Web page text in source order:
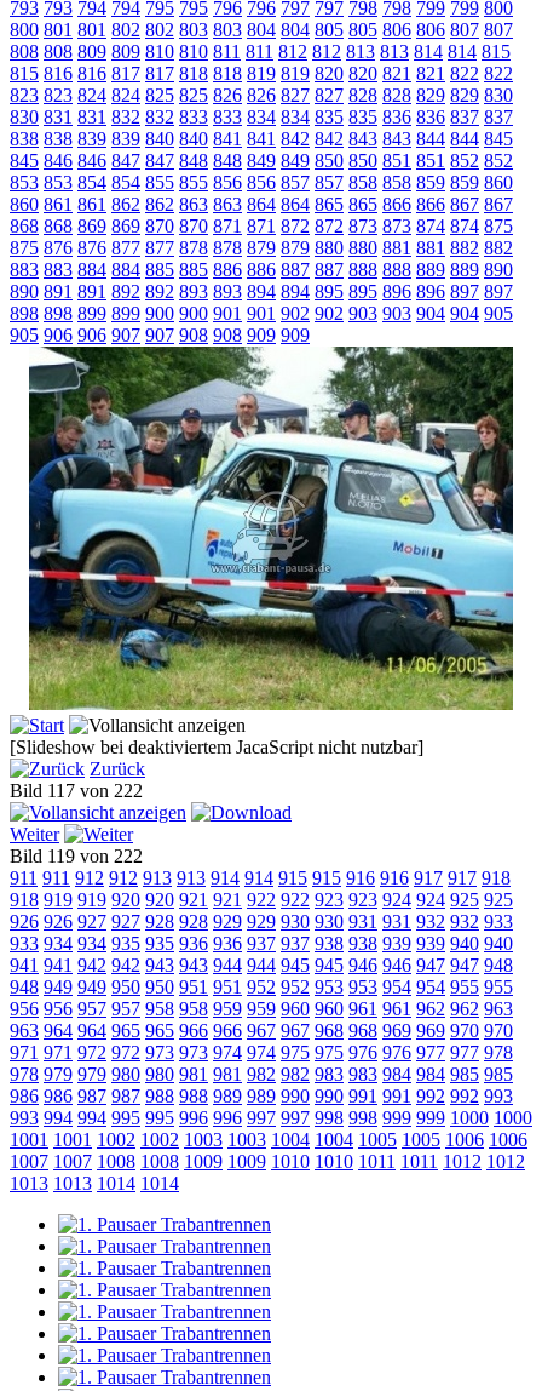
793 793 794 794 795 795 796 796 797 797 798 798 799 799 800
800 801 801 802 802 803 803 804 804 805 805 806 806 807 807
808 808 809 809 810 810 811 811 812 812 813 813 814 814 815
815 816 816 817 817 818 818 819 819 820 820 821 821 822 822
823 823 824 824 825 825 826 826 827 827 828 828 829 829 830
830 831 831 832 832 833 833 834 834 835 835 836 836 837 837
838 838 839 839 840 840 841 841 842 842 843 843 844 844 845
845 846 846 847 847 848 848 849 849 850 850 851 851 852 852
853 853 854 854 855 855 856 856 857 857 858 858 859 859 860
860 861 861 862 862 863 863 864 864 865 865 866 866 867 867
868 868 869 869 870 870 871 871 872 872 873 873 874 874 875
875 876 876 877 877 878 878 879 879 880 880 881 881 882 882
883 883 884 884 885 885 886 886 887 887 888 888 889 889 890
890 891 891 892 892 893 893 894 894 895 895 896 896 897 897
898 898 899 899 900 900 901 901 902 902 903 903 904 904 905
905 906 906 907 907 908 908 909 909
[Slideshow bei deaktiviertem JacaScript nicht nutzbar]
Zurück
Bild 117 von 222
Weiter
Bild 119 von 222
911 911 912 912 913 913 914 914 915 915 916 916 917 917 918
918 919 919 920 920 921 921 922 922 923 923 924 924 925 925
926 926 927 927 928 928 929 929 930 930 931 931 932 932 933
933 934 934 935 935 936 936 937 937 938 938 939 939 940 940
941 941 942 942 943 943 944 944 945 945 946 946 947 947 948
948 949 949 950 950 951 951 952 952 953 953 954 954 955 955
956 956 957 957 958 958 959 959 960 960 961 961 962 962 963
963 964 964 965 965 966 966 967 967 968 968 969 969 970 970
971 971 972 972 973 973 974 974 975 975 976 976 977 977 978
978 979 979 980 980 981 981 982 982 983 983 984 984 985 985
986 986 987 987 988 988 989 989 990 990 991 991 992 992 993
993 994 994 995 995 996 996 997 997 998 998 999 999 1000 1000
1001 1001 1002 1002 1003 1003 1004 1004 1005 1005 1006 1006
1007 1007 1008 1008 1009 1009 1010 1010 1011 1011 1012 1012
1013 1013 1014 1014